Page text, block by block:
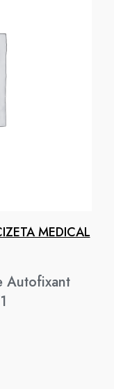
MEDICAL
Autofixant